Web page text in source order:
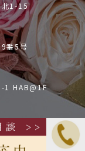
北1-15
番5号
1 HAB@1F